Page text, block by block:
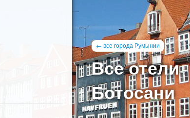
← все города Румынии
Все отели
Ботосани